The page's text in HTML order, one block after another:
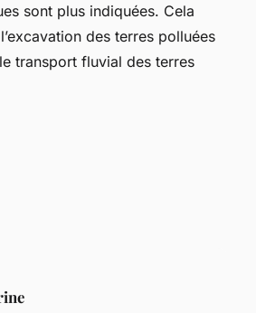
sont plus indiquées. Cela
des terres polluées
transport fluvial des terres